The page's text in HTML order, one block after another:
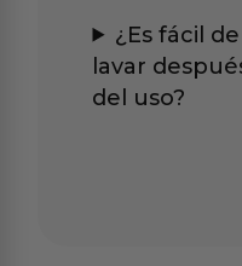
¿Es fácil de
lavar
del uso?